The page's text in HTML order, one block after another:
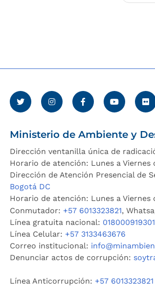
Ministerio de Ambiente y
Dirección ventanilla única de
Horario de atención: Lunes a Viernes
Dirección de Atención Presencial de
Bogotá DC
Horario de atención: Lunes a Viernes
Conmutador: +57 6013323821,
Línea gratuita nacional: 018000919301
Línea Celular: +57 3133463676
Correo institucional:
Denunciar actos de corrupción:
Línea Anticorrupción: +57 6013323821